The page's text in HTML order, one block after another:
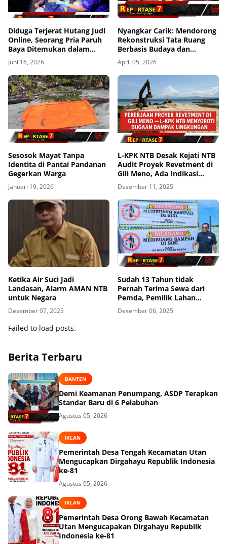
Diduga Terjerat Hutang Judi
Online, Seorang Pria Paruh
Baya Ditemukan dalam
Kondisi Mengenaskan
Juni 16, 2026
Nyangkar Carik: Mendorong
Rekonstruksi Tata Ruang
Berbasis Budaya dan
Memperkuat Nilai Adat
April 05, 2026
Sesosok Mayat Tanpa
Identita di Pantai Pandanan
Gegerkan Warga
Januari 19, 2026
L-KPK NTB Desak Kejati NTB
Audit Proyek Revetment di
Gili Meno, Ada Indikasi
Merusak Lingkungan
Desember 11, 2025
Ketika Air Suci Jadi
Landasan, Alarm AMAN NTB
untuk Negara
Desember 07, 2025
Sudah 13 Tahun tidak
Pernah Terima Sewa dari
Pemda, Pemilik Lahan
Geram Lakukan Penyegelan
Desember 06, 2025
Failed to load posts.
Berita Terbaru
BANTEN
Demi Keamanan Penumpang, ASDP Terapkan
Standar Baru di 6 Pelabuhan
Agustus 05, 2026
IKLAN
Pemerintah Desa Tengah Kecamatan Utan
Mengucapkan Dirgahayu Republik Indonesia
ke-81
Agustus 05, 2026
IKLAN
Pemerintah Desa Orong Bawah Kecamatan
Utan Mengucapakan Dirgahayu Republik
Indonesia ke-81